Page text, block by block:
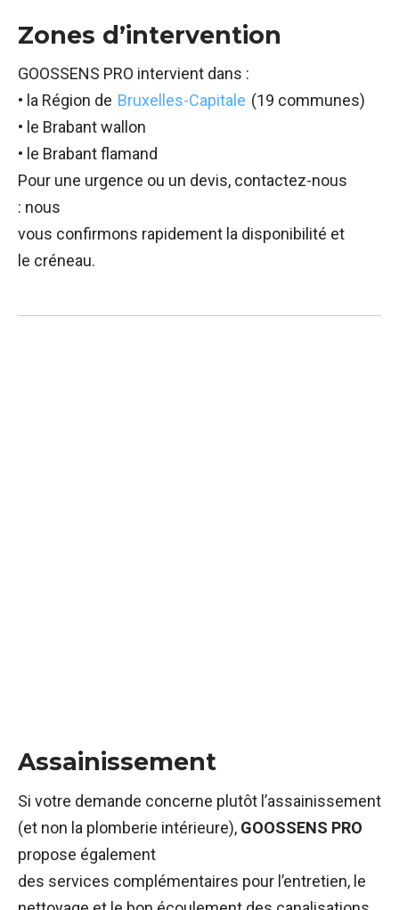
Zones d’intervention
GOOSSENS PRO intervient dans :
• la Région de Bruxelles-Capitale (19 communes)
• le Brabant wallon
• le Brabant flamand
Pour une urgence ou un devis, contactez-nous
: nous
vous confirmons rapidement la disponibilité et
le créneau.
Assainissement
Si votre demande concerne plutôt l’assainissement
(et non la plomberie intérieure), GOOSSENS PRO
propose également
des services complémentaires pour l’entretien, le